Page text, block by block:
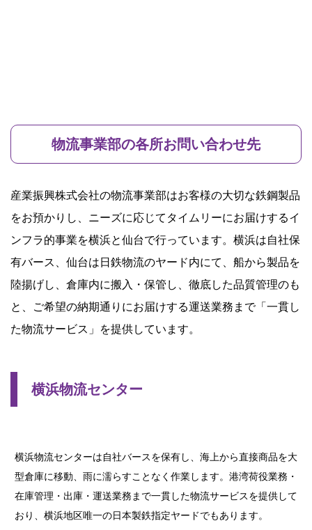
物流事業部の各所お問い合わせ先
産業振興株式会社の物流事業部はお客様の大切な鉄鋼製品
をお預かりし、ニーズに応じてタイムリーにお届けするイ
ンフラ的事業を横浜と仙台で行っています。横浜は自社保
有バース、仙台は日鉄物流のヤード内にて、船から製品を
陸揚げし、倉庫内に搬入・保管し、徹底した品質管理のも
と、ご希望の納期通りにお届けする運送業務まで「一貫し
た物流サービス」を提供しています。
横浜物流センター
横浜物流センターは自社バースを保有し、海上から直接商品を大
型倉庫に移動、雨に濡らすことなく作業します。港湾荷役業務・
在庫管理・出庫・運送業務まで一貫した物流サービスを提供して
おり、横浜地区唯一の日本製鉄指定ヤードでもあります。